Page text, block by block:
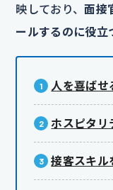
映しており、面接
ールするのに役立
人を喜ばせ
ホスピタリ
接客スキル